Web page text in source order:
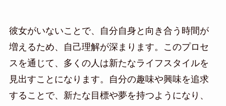
彼女がいないことで、自分自身と向き合う時間が
増えるため、自己理解が深まります。このプロセ
スを通じて、多くの人は新たなライフスタイルを
見出すことになります。自分の趣味や興味を追求
することで、新たな目標や夢を持つようになり、